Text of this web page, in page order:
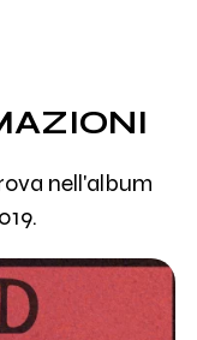
nell'album